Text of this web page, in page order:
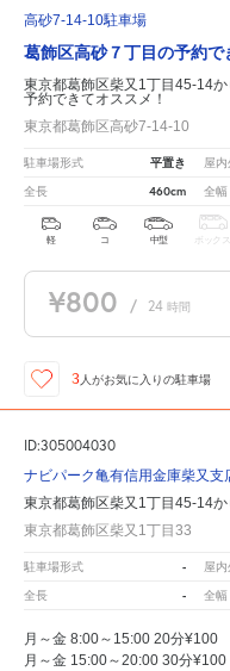
高砂7-14-10駐車場
葛飾区高砂７丁目の予約で
東京都葛飾区柴又1丁目45-14か
予約できてオススメ！
東京都葛飾区高砂7-14-10
駐車場形式 平置き 屋
全長 460cm 全幅
軽 コ 中型 ボックス
¥800 / 24 時間
3 人がお気に入りの駐車場
ID:305004030
ナビパーク亀有信用金庫柴又支
東京都葛飾区柴又1丁目45-14か
東京都葛飾区柴又1丁目33
駐車場形式 - 屋
全長 - 全幅
月～金 8:00～15:00 20分¥100
月～金 15:00～20:00 30分¥100